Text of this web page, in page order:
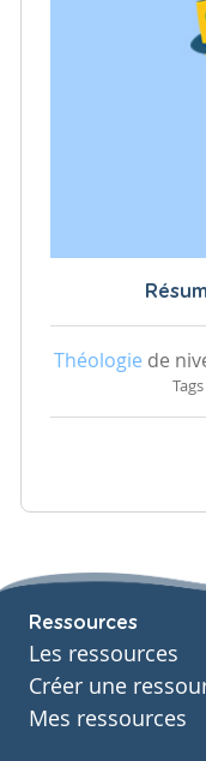
Théologie de
Ressources
Les ressources
Créer une
Mes ressources